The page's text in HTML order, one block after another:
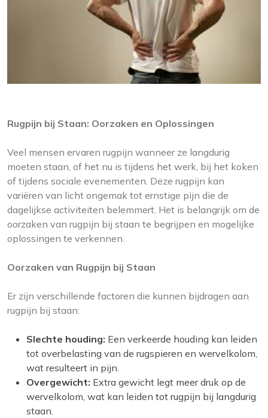
Rugpijn bij Staan: Oorzaken en Oplossingen
Veel mensen ervaren rugpijn wanneer ze langdurig
moeten staan, of het nu is tijdens het werk, bij het koken
of tijdens sociale evenementen. Deze rugpijn kan
variëren van licht ongemak tot ernstige pijn die de
dagelijkse activiteiten belemmert. Het is belangrijk om de
oorzaken van rugpijn bij staan te begrijpen en mogelijke
oplossingen te verkennen.
Oorzaken van Rugpijn bij Staan
Er zijn verschillende factoren die kunnen bijdragen aan
rugpijn bij staan:
Slechte houding: Een verkeerde houding kan leiden
tot overbelasting van de rugspieren en wervelkolom,
wat resulteert in pijn.
Overgewicht: Extra gewicht legt meer druk op de
wervelkolom, wat kan leiden tot rugpijn bij langdurig
staan.